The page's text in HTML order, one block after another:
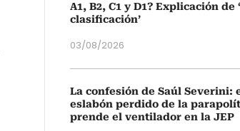
A1, B2, C1 y D1? Explicación de
clasificación’
03/08/2026
La confesión de Saúl Severini:
eslabón perdido de la
prende el ventilador en la JEP